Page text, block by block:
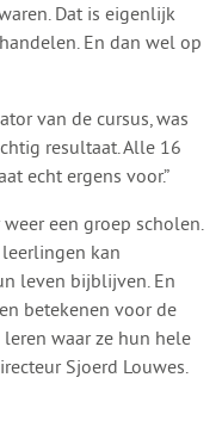
Dat is eigenlijk
En dan wel op
van de cursus, was
resultaat. Alle 16
echt ergens voor.”
een groep scholen.
kan
leven bijblijven. En
betekenen voor de
waar ze hun hele
Sjoerd Louwes.